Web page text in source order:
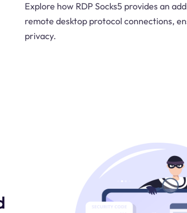
Explore how RDP Socks5 provides an
remote desktop protocol connections,
privacy.